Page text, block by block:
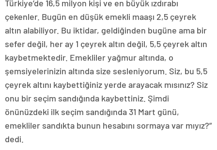
Türkiye’de 16,5 milyon kişi ve en büyük ızdırabı
çekenler. Bugün en düşük emekli maaşı 2,5 çeyrek
altın alabiliyor. Bu iktidar, geldiğinden bugüne ama bir
sefer değil, her ay 1 çeyrek altın değil, 5,5 çeyrek altın
kaybetmektedir. Emekliler yağmur altında, o
şemsiyelerinizin altında size sesleniyorum. Siz, bu 5,5
çeyrek altını kaybettiğiniz yerde arayacak mısınız? Siz
onu bir seçim sandığında kaybettiniz. Şimdi
önünüzdeki ilk seçim sandığında 31 Mart günü,
emekliler sandıkta bunun hesabını sormaya var mıyız?”
dedi.